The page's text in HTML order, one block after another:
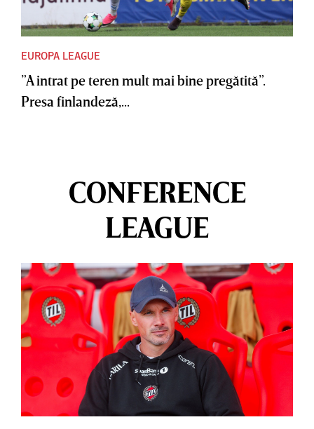
EUROPA LEAGUE
”A intrat pe teren mult mai bine pregătită”.
Presa finlandeză,...
CONFERENCE
LEAGUE